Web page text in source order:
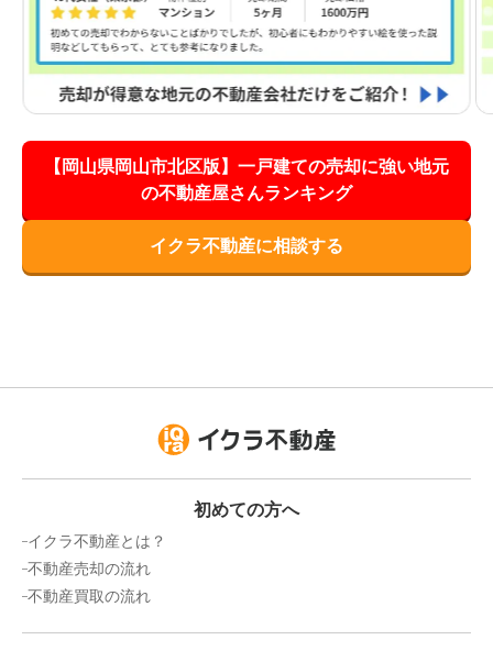
【岡山県岡山市北区版】一戸建ての売却に強い地元
の不動産屋さんランキング
イクラ不動産に相談する
初めての方へ
イクラ不動産とは？
不動産売却の流れ
不動産買取の流れ